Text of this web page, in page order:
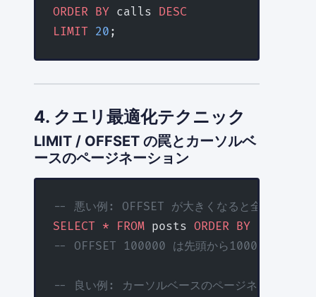
ORDER BY calls DESC
LIMIT 20 ;
4. クエリ最適化テクニック
LIMIT / OFFSET の罠とカーソルベ
ースのページネーション
-- 悪い例: OFFSET が大きくなると全件スキャ
SELECT * FROM posts ORDER BY
-- OFFSET 100000 は先頭から100000件読ん
-- 良い例: カーソルベースのページネーション